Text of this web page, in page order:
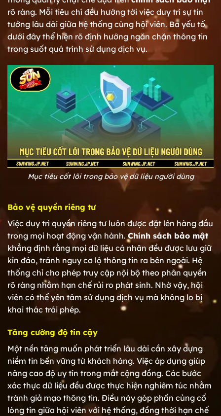
rõ ràng. Mỗi tiêu chí đều hướng tới việc duy trì sự tin
tưởng lâu dài giữa hệ thống cùng hội viên. Ba yếu tố
dưới đây thể hiện rõ định hướng ngăn chặn thông tin
trong suốt quá trình sử dụng dịch vụ.
Mục tiêu cốt lõi trong bảo vệ dữ liệu người dùng
Bảo vệ quyền riêng tư
Việc duy trì quyền riêng tư luôn được đặt lên hàng đầu
trong mọi hoạt động vận hành. Chính sách bảo mật
khẳng định rằng mọi dữ liệu cá nhân đều được lưu giữ
kín đáo, tránh nguy cơ lộ thông tin ra bên ngoài. Hệ
thống chỉ cho phép truy cập nội bộ theo phân quyền
rõ ràng nhằm hạn chế rủi ro phát sinh. Nhờ vậy, hội
viên có thể yên tâm sử dụng dịch vụ mà không lo bị
khai thác trái phép.
Tăng cường độ tin cậy
Một nền tảng muốn phát triển lâu dài cần xây dựng
niềm tin bền vững từ khách hàng. Việc áp dụng giúp
nâng cao độ uy tín trong mắt cộng đồng. Các bước
xác thực dữ liệu đều được thực hiện nghiêm túc nhằm
tránh giả mạo thông tin. Điều này góp phần củng cố
lòng tin giữa hội viên với hệ thống, đồng thời hạn chế